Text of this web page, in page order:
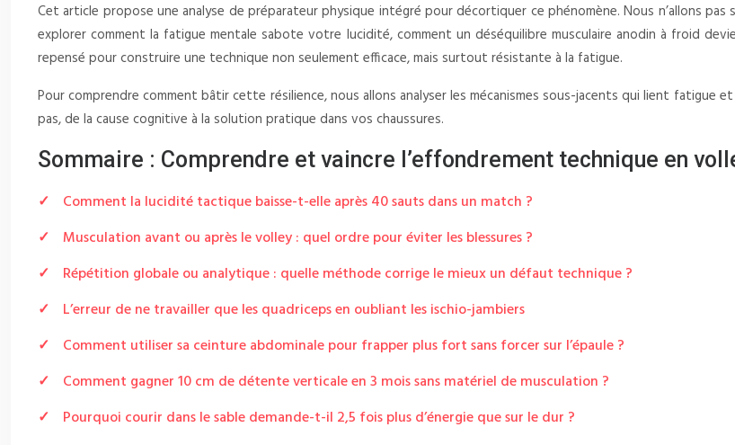
Cet article propose une analyse de préparateur physique intégré pour décortiquer ce phénomène. Nous n’allons
explorer comment la fatigue mentale sabote votre lucidité, comment un déséquilibre musculaire anodin à froid
repensé pour construire une technique non seulement efficace, mais surtout résistante à la fatigue.
Pour comprendre comment bâtir cette résilience, nous allons analyser les mécanismes sous-jacents qui lient
pas, de la cause cognitive à la solution pratique dans vos chaussures.
Sommaire : Comprendre et vaincre l’effondrement technique en
Comment la lucidité tactique baisse-t-elle après 40 sauts dans un match ?
Musculation avant ou après le volley : quel ordre pour éviter les blessures ?
Répétition globale ou analytique : quelle méthode corrige le mieux un défaut technique ?
L’erreur de ne travailler que les quadriceps en oubliant les ischio-jambiers
Comment utiliser sa ceinture abdominale pour frapper plus fort sans forcer sur l’épaule ?
Comment gagner 10 cm de détente verticale en 3 mois sans matériel de musculation ?
Pourquoi courir dans le sable demande-t-il 2,5 fois plus d’énergie que sur le dur ?